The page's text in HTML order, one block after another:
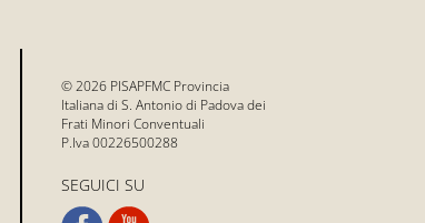
© 2026 PISAPFMC Provincia
Italiana di S. Antonio di Padova dei
Frati Minori Conventuali
P.Iva 00226500288
SEGUICI SU